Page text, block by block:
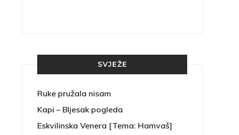
SVJEŽE
Ruke pružala nisam
Kapi – Bljesak pogleda
Eskvilinska Venera [Tema: Hamvaš]